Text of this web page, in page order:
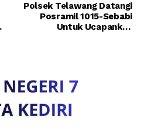
Polsek Telawang Datangi
Posramil 1015-Sebabi
Untuk Ucapankan